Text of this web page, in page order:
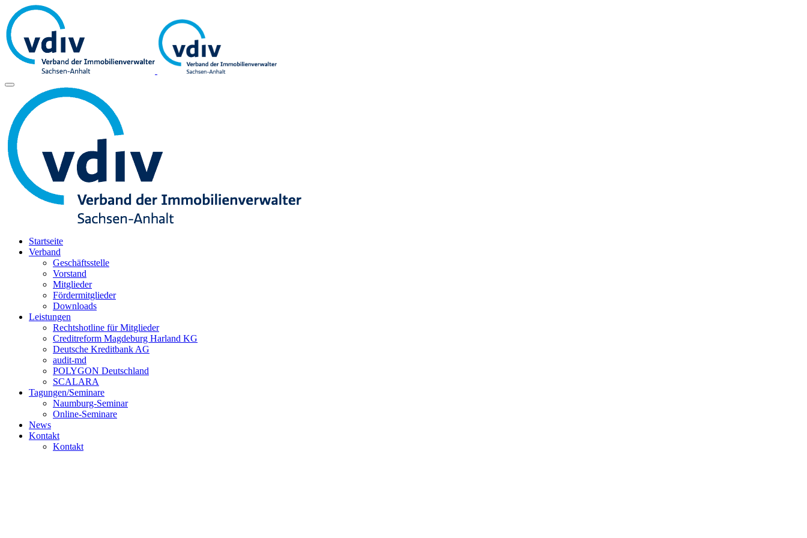
Startseite
Verband
Geschäftsstelle
Vorstand
Mitglieder
Fördermitglieder
Downloads
Leistungen
Rechtshotline für Mitglieder
Creditreform Magdeburg Harland KG
Deutsche Kreditbank AG
audit-md
POLYGON Deutschland
SCALARA
Tagungen/Seminare
Naumburg-Seminar
Online-Seminare
News
Kontakt
Kontakt